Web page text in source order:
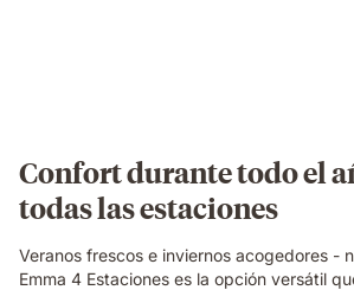
Confort durante todo el
todas las estaciones
Veranos frescos e inviernos acogedores -
Emma 4 Estaciones es la opción versátil